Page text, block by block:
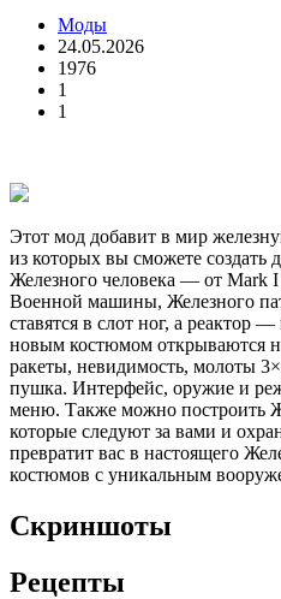
Моды
24.05.2026
1976
1
1
Этот мод добавит в мир
из которых вы сможете создать
Железного человека — от Mark
Военной машины, Железного
ставятся в слот ног, а реактор
новым костюмом открываются
ракеты, невидимость, молоты
пушка. Интерфейс, оружие и
меню. Также можно построить
которые следуют за вами и
превратит вас в настоящего
костюмов с уникальным
Скриншоты
Рецепты